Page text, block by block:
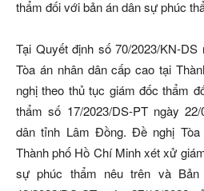
thẩm đối với bản án dân sự phúc
Tại Quyết định số 70/2023/KN-DS
Tòa án nhân dân cấp cao tại
nghị theo thủ tục giám đốc thẩm
thẩm số 17/2023/DS-PT ngày
dân tỉnh Lâm Đồng. Đề nghị
Thành phố Hồ Chí Minh xét xử
sự phúc thẩm nêu trên và